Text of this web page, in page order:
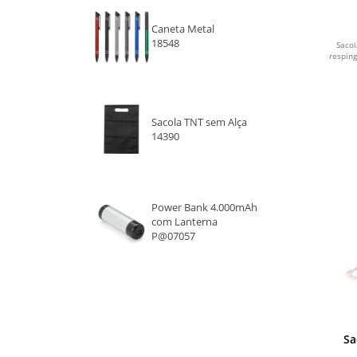
BEGE
LARANJA
CINZA
AZUL CLARO
Caneta Metal
18548
Sacola TNT sem Alça
14390
Power Bank 4.000mAh
com Lanterna
P@07057